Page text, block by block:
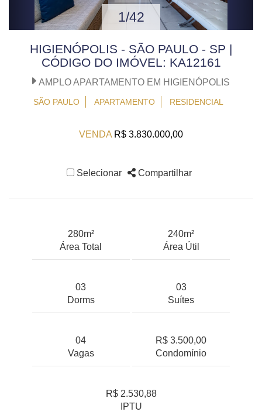
1/42
HIGIENÓPOLIS - SÃO PAULO - SP |
CÓDIGO DO IMÓVEL: KA12161
AMPLO APARTAMENTO EM HIGIENÓPOLIS
SÃO PAULO APARTAMENTO RESIDENCIAL
VENDA R$ 3.830.000,00
Selecionar Compartilhar
280m²
Área Total
240m²
Área Útil
03
Dorms
03
Suítes
04
Vagas
R$ 3.500,00
Condomínio
R$ 2.530,88
IPTU